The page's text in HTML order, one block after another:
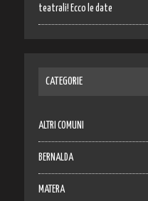
teatrali! Ecco le date
CATEGORIE
ALTRI COMUNI
BERNALDA
MATERA